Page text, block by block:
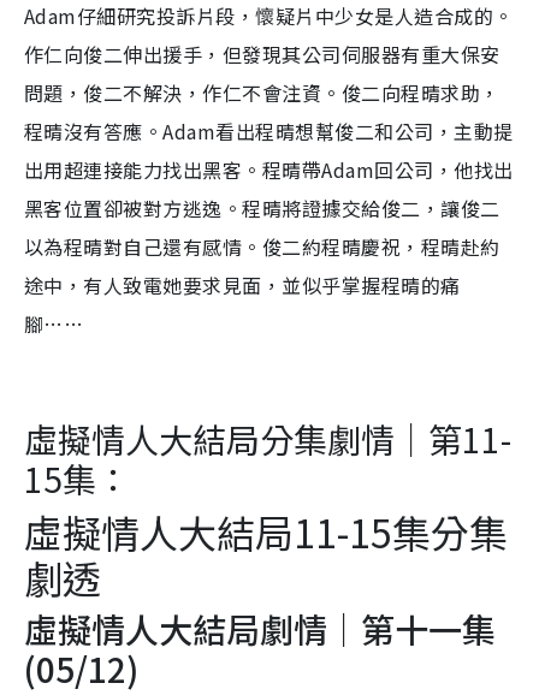
Adam仔細研究投訴片段，懷疑片中少女是人造合成的。
作仁向俊二伸出援手，但發現其公司伺服器有重大保安
問題，俊二不解決，作仁不會注資。俊二向程晴求助，
程晴沒有答應。Adam看出程晴想幫俊二和公司，主動提
出用超連接能力找出黑客。程晴帶Adam回公司，他找出
黑客位置卻被對方逃逸。程晴將證據交給俊二，讓俊二
以為程晴對自己還有感情。俊二約程晴慶祝，程晴赴約
途中，有人致電她要求見面，並似乎掌握程晴的痛
腳……
虛擬情人大結局分集劇情｜第11-
15集：
虛擬情人大結局11-15集分集
劇透
虛擬情人大結局劇情｜第十一集
(05/12)